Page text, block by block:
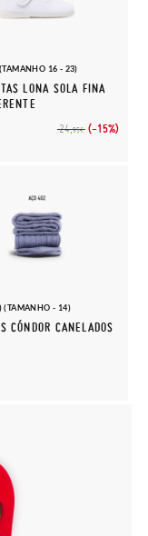
16 - 23)
LONA SOLA FINA
24,95€ (-15%)
(TAMANHO - 14)
CÓNDOR CANELADOS